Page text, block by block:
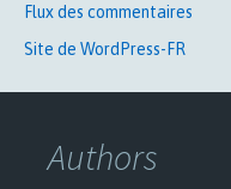
Flux des commentaires
Site de WordPress-FR
Authors